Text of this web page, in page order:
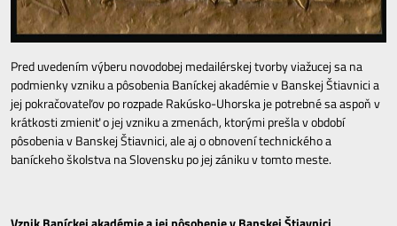
Pred uvedením výberu novodobej medailérskej tvorby viažucej sa na
podmienky vzniku a pôsobenia Baníckej akadémie v Banskej Štiavnici a
jej pokračovateľov po rozpade Rakúsko-Uhorska je potrebné sa aspoň v
krátkosti zmieniť o jej vzniku a zmenách, ktorými prešla v období
pôsobenia v Banskej Štiavnici, ale aj o obnovení technického a
baníckeho školstva na Slovensku po jej zániku v tomto meste.